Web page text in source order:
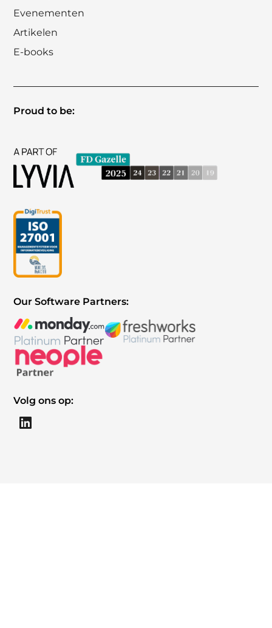
Evenementen
Artikelen
E-books
Proud to be:
Our Software Partners:
Volg ons op: